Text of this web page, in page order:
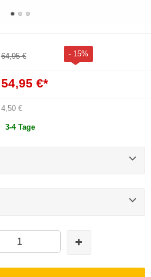
64,95 € - 15%
54,95 €*
4,50 €
3-4 Tage